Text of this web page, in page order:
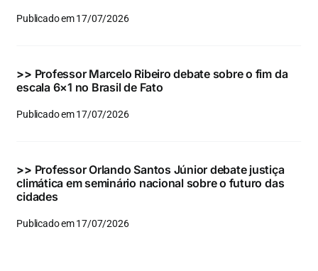
Publicado em 17/07/2026
>> Professor Marcelo Ribeiro debate sobre o fim da
escala 6×1 no Brasil de Fato
Publicado em 17/07/2026
>> Professor Orlando Santos Júnior debate justiça
climática em seminário nacional sobre o futuro das
cidades
Publicado em 17/07/2026